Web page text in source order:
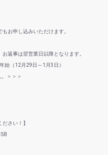
お申し込みいただけます。
返事は翌営業日以降となります。
始（12月29日～1月3日）
＞＞＞
さい！】